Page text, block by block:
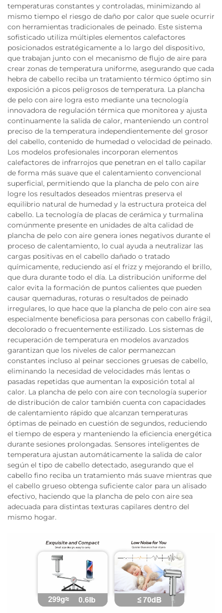
temperaturas constantes y controladas, minimizando al
mismo tiempo el riesgo de daño por calor que suele ocurrir
con herramientas tradicionales de peinado. Este sistema
sofisticado utiliza múltiples elementos calefactores
posicionados estratégicamente a lo largo del dispositivo,
que trabajan junto con el mecanismo de flujo de aire para
crear zonas de temperatura uniforme, asegurando que cada
hebra de cabello reciba un tratamiento térmico óptimo sin
exposición a picos peligrosos de temperatura. La plancha
de pelo con aire logra esto mediante una tecnología
innovadora de regulación térmica que monitorea y ajusta
continuamente la salida de calor, manteniendo un control
preciso de la temperatura independientemente del grosor
del cabello, contenido de humedad o velocidad de peinado.
Los modelos profesionales incorporan elementos
calefactores de infrarrojos que penetran en el tallo capilar
de forma más suave que el calentamiento convencional
superficial, permitiendo que la plancha de pelo con aire
logre los resultados deseados mientras preserva el
equilibrio natural de humedad y la estructura proteica del
cabello. La tecnología de placas de cerámica y turmalina
comúnmente presente en unidades de alta calidad de
plancha de pelo con aire genera iones negativos durante el
proceso de calentamiento, lo cual ayuda a neutralizar las
cargas positivas en el cabello dañado o tratado
químicamente, reduciendo así el frizz y mejorando el brillo,
que dura durante todo el día. La distribución uniforme del
calor evita la formación de puntos calientes que pueden
causar quemaduras, roturas o resultados de peinado
irregulares, lo que hace que la plancha de pelo con aire sea
especialmente beneficiosa para personas con cabello frágil,
decolorado o frecuentemente estilizado. Los sistemas de
recuperación de temperatura en modelos avanzados
garantizan que los niveles de calor permanezcan
constantes incluso al peinar secciones gruesas de cabello,
eliminando la necesidad de velocidades más lentas o
pasadas repetidas que aumentan la exposición total al
calor. La plancha de pelo con aire con tecnología superior
de distribución de calor también cuenta con capacidades
de calentamiento rápido que alcanzan temperaturas
óptimas de peinado en cuestión de segundos, reduciendo
el tiempo de espera y manteniendo la eficiencia energética
durante sesiones prolongadas. Sensores inteligentes de
temperatura ajustan automáticamente la salida de calor
según el tipo de cabello detectado, asegurando que el
cabello fino reciba un tratamiento más suave mientras que
el cabello grueso obtenga suficiente calor para un alisado
efectivo, haciendo que la plancha de pelo con aire sea
adecuada para distintas texturas capilares dentro del
mismo hogar.